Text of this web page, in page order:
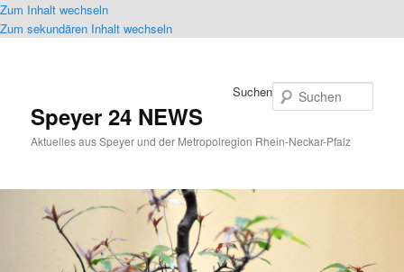
Zum Inhalt wechseln
Zum sekundären Inhalt wechseln
Speyer 24 NEWS
Aktuelles aus Speyer und der Metropolregion Rhein-Neckar-Pfalz
Suchen